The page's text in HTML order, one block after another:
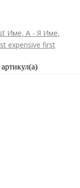
Име, А - Я Име,
expensive first